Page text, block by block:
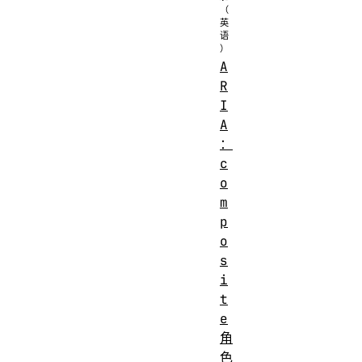
A
R
I
A
：
c
o
m
p
o
s
i
t
e
角
色